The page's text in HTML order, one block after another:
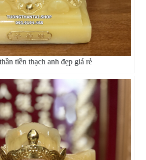
tiền thạch anh đẹp giá rẻ